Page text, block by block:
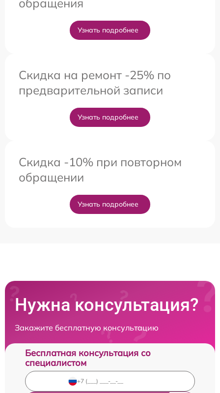
Узнать подробнее
Скидка на ремонт -25% по
предварительной записи
Узнать подробнее
Скидка -10% при повторном
обращении
Узнать подробнее
Нужна консультация?
Закажите бесплатную консультацию
Бесплатная консультация со
специалистом